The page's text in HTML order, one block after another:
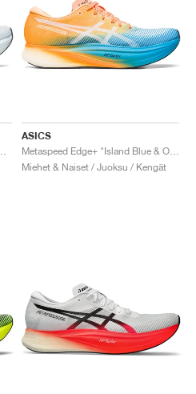
ASICS
Miehet & Naiset / Juoksu / Kengät